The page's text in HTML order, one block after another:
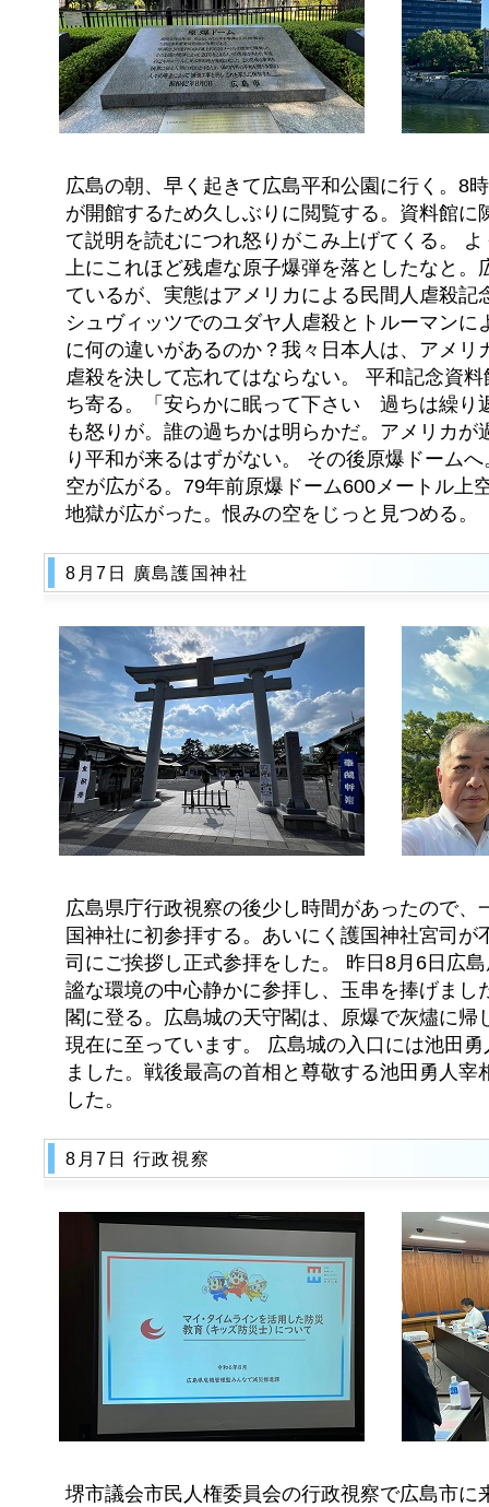
広島の朝、早く起きて広島平和公園に行く。8
が開館するため久しぶりに閲覧する。資料館に
て説明を読むにつれ怒りがこみ上げてくる。
上にこれほど残虐な原子爆弾を落としたなと。
ているが、実態はアメリカによる民間人虐殺記
シュヴィッツでのユダヤ人虐殺とトルーマンに
に何の違いがあるのか？我々日本人は、アメリ
虐殺を決して忘れてはならない。 平和記念資
ち寄る。「安らかに眠って下さい 過ちは繰り
も怒りが。誰の過ちかは明らかだ。アメリカが
り平和が来るはずがない。 その後原爆ドーム
空が広がる。79年前原爆ドーム600メートル上
地獄が広がった。恨みの空をじっと見つめる。
8月7日 廣島護国神社
広島県庁行政視察の後少し時間があったので、
国神社に初参拝する。あいにく護国神社宮司が
司にご挨拶し正式参拝をした。 昨日8月6日広
謐な環境の中心静かに参拝し、玉串を捧げまし
閣に登る。広島城の天守閣は、原爆で灰燼に帰
現在に至っています。 広島城の入口には池田
ました。戦後最高の首相と尊敬する池田勇人宰
した。
8月7日 行政視察
堺市議会市民人権委員会の行政視察で広島市に